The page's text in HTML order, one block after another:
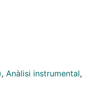
, Anàlisi instrumental,